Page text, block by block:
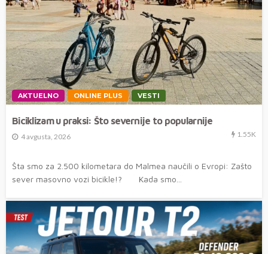
AKTUELNO ONLINE PLUS VESTI
Biciklizam u praksi: Što severnije to popularnije
4 avgusta, 2026 1.55K
Šta smo za 2.500 kilometara do Malmea naučili o Evropi: Zašto
sever masovno vozi bicikle!? Kada smo...